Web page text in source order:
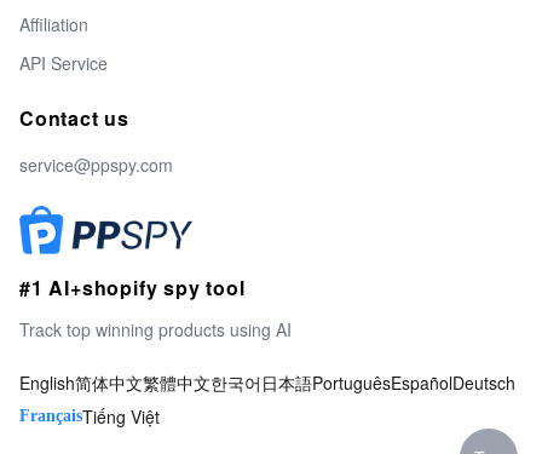
Affiliation
API Service
Contact us
service@ppspy.com
#1 AI+shopify spy tool
Track top winning products using AI
English简体中文繁體中文한국어 日本語PortuguêsEspañolDeutsch
FrançaisTiếng Việt